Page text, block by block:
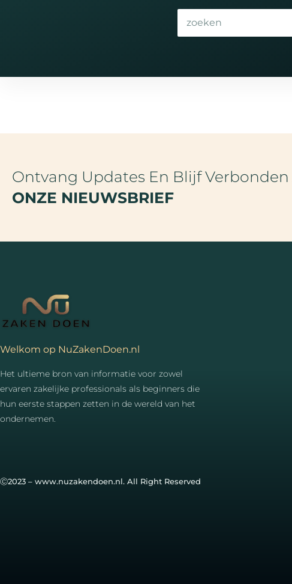
Ontvang Updates En Blijf Verbonden
ONZE NIEUWSBRIEF
Welkom op NuZakenDoen.nl
Het ultieme bron van informatie voor zowel
ervaren zakelijke professionals als beginners die
hun eerste stappen zetten in de wereld van het
ondernemen.
Ⓒ2023 – www.nuzakendoen.nl. All Right Reserved